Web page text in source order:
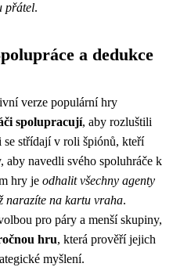
přátel.
a dedukce
verze populární hry
spolupracují, aby rozluštili
střídají v roli špiónů, kteří
aby navedli svého spoluhráče k
hry je odhalit všechny agenty
narazíte na kartu vraha.
pro páry a menší skupiny,
hru, která prověří jejich
myšlení.